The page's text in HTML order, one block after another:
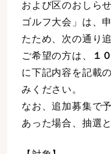
および区のおしら
ゴルフ大会」は、
たため、次の通り
ご希望の方は、
１
に下記内容を記載
みください。
なお、追加募集で
あった場合、抽選